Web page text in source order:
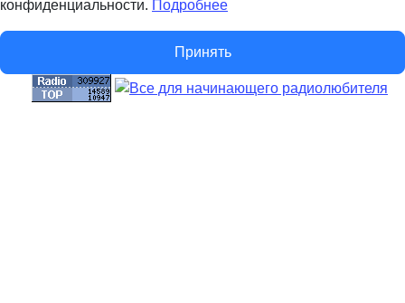
конфиденциальности. Подробнее
Принять